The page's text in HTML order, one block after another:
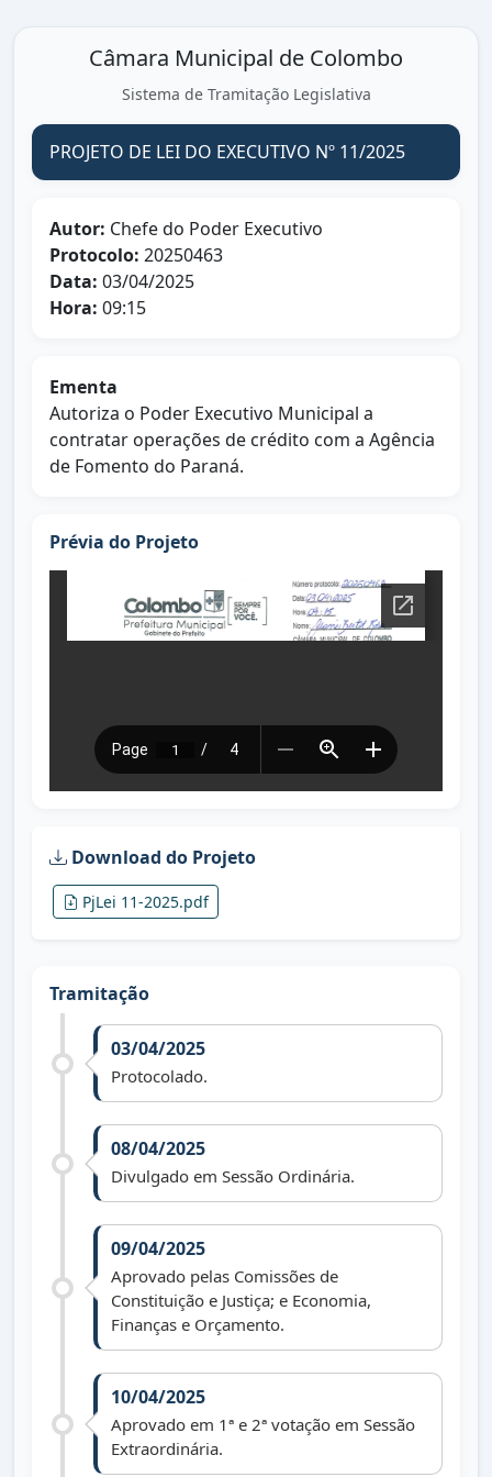
Câmara Municipal de Colombo
Sistema de Tramitação Legislativa
PROJETO DE LEI DO EXECUTIVO Nº 11/2025
Autor: Chefe do Poder Executivo
Protocolo: 20250463
Data: 03/04/2025
Hora: 09:15
Ementa
Autoriza o Poder Executivo Municipal a
contratar operações de crédito com a Agência
de Fomento do Paraná.
Prévia do Projeto
Download do Projeto
PjLei 11-2025.pdf
Tramitação
03/04/2025
Protocolado.
08/04/2025
Divulgado em Sessão Ordinária.
09/04/2025
Aprovado pelas Comissões de
Constituição e Justiça; e Economia,
Finanças e Orçamento.
10/04/2025
Aprovado em 1ª e 2ª votação em Sessão
Extraordinária.